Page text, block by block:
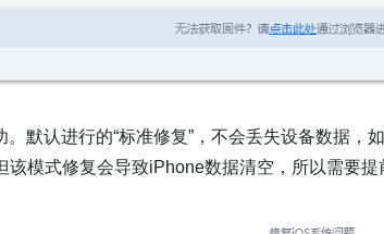
。默认进行的“标准修复”，不会丢失设备数据
该模式修复会导致iPhone数据清空，所以需要提